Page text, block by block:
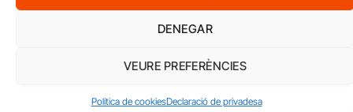
DENEGAR
VEURE PREFERÈNCIES
Política de cookiesDeclaració de privadesa